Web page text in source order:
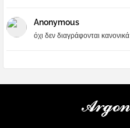
Anonymous
όχι δεν διαγράφονται κανονικά